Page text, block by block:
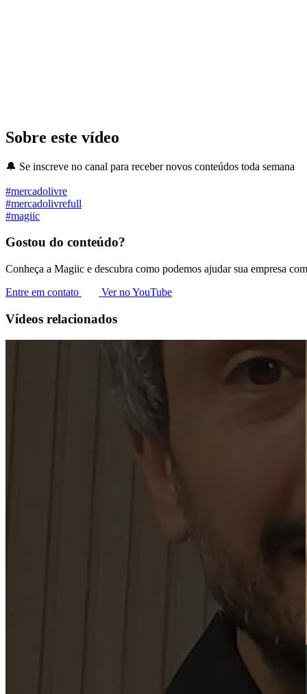
Sobre este vídeo
🔔 Se inscreve no canal para receber novos conteúdos toda semana
#mercadolivre
#mercadolivrefull
#magiic
Gostou do conteúdo?
Conheça a Magiic e descubra como podemos ajudar sua empresa
Entre em contato
Ver no YouTube
Vídeos relacionados